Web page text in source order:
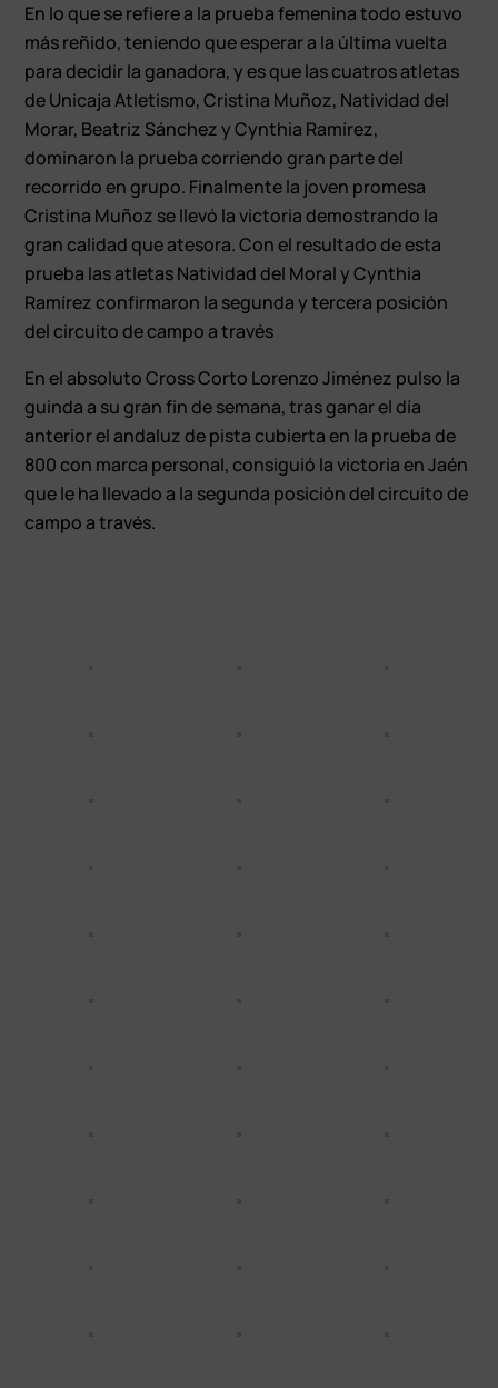
En lo que se refiere a la prueba femenina todo estuvo
más reñido, teniendo que esperar a la última vuelta
para decidir la ganadora, y es que las cuatros atletas
de Unicaja Atletismo, Cristina Muñoz, Natividad del
Morar, Beatriz Sánchez y Cynthia Ramírez,
dominaron la prueba corriendo gran parte del
recorrido en grupo. Finalmente la joven promesa
Cristina Muñoz se llevó la victoria demostrando la
gran calidad que atesora. Con el resultado de esta
prueba las atletas Natividad del Moral y Cynthia
Ramírez confirmaron la segunda y tercera posición
del circuito de campo a través
En el absoluto Cross Corto Lorenzo Jiménez pulso la
guinda a su gran fin de semana, tras ganar el día
anterior el andaluz de pista cubierta en la prueba de
800 con marca personal, consiguió la victoria en Jaén
que le ha llevado a la segunda posición del circuito de
campo a través.